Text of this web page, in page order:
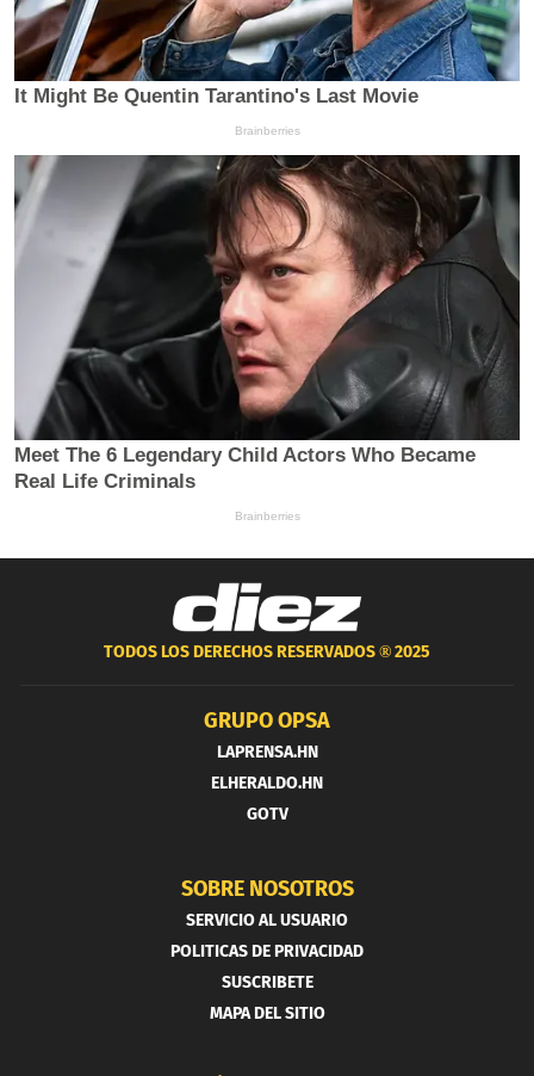
TODOS LOS DERECHOS RESERVADOS ®2025
GRUPO OPSA
LAPRENSA.HN
ELHERALDO.HN
GOTV
SOBRE NOSOTROS
SERVICIO AL USUARIO
POLITICAS DE PRIVACIDAD
SUSCRIBETE
MAPA DEL SITIO